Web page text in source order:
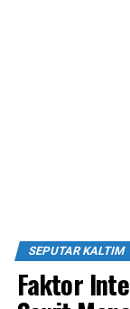
SEPUTAR KALTIM
Faktor